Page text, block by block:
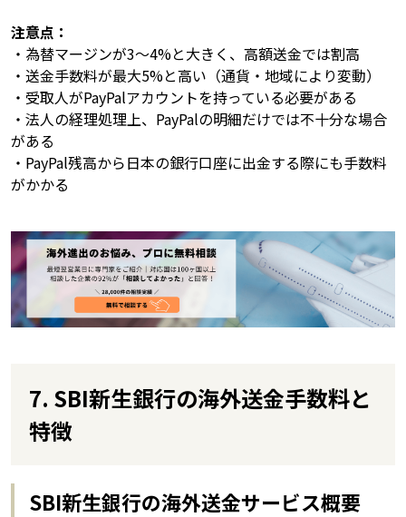
注意点：
・為替マージンが3〜4%と大きく、高額送金では割高
・送金手数料が最大5%と高い（通貨・地域により変動）
・受取人がPayPalアカウントを持っている必要がある
・法人の経理処理上、PayPalの明細だけでは不十分な場合
がある
・PayPal残高から日本の銀行口座に出金する際にも手数料
がかかる
7. SBI新生銀行の海外送金手数料と
特徴
SBI新生銀行の海外送金サービス概要